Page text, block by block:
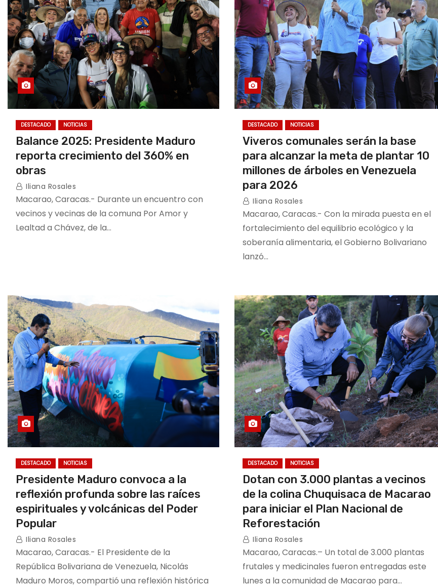
DESTACADO NOTICIAS
Balance 2025: Presidente Maduro
reporta crecimiento del 360% en
obras
Iliana Rosales
Macarao, Caracas.- Durante un encuentro con
vecinos y vecinas de la comuna Por Amor y
Lealtad a Chávez, de la…
DESTACADO NOTICIAS
Viveros comunales serán la base
para alcanzar la meta de plantar 10
millones de árboles en Venezuela
para 2026
Iliana Rosales
Macarao, Caracas.- Con la mirada puesta en el
fortalecimiento del equilibrio ecológico y la
soberanía alimentaria, el Gobierno Bolivariano
lanzó…
DESTACADO NOTICIAS
Presidente Maduro convoca a la
reflexión profunda sobre las raíces
espirituales y volcánicas del Poder
Popular
Iliana Rosales
Macarao, Caracas.- El Presidente de la
República Bolivariana de Venezuela, Nicolás
Maduro Moros, compartió una reflexión histórica
DESTACADO NOTICIAS
Dotan con 3.000 plantas a vecinos
de la colina Chuquisaca de Macarao
para iniciar el Plan Nacional de
Reforestación
Iliana Rosales
Macarao, Caracas.– Un total de 3.000 plantas
frutales y medicinales fueron entregadas este
lunes a la comunidad de Macarao para…